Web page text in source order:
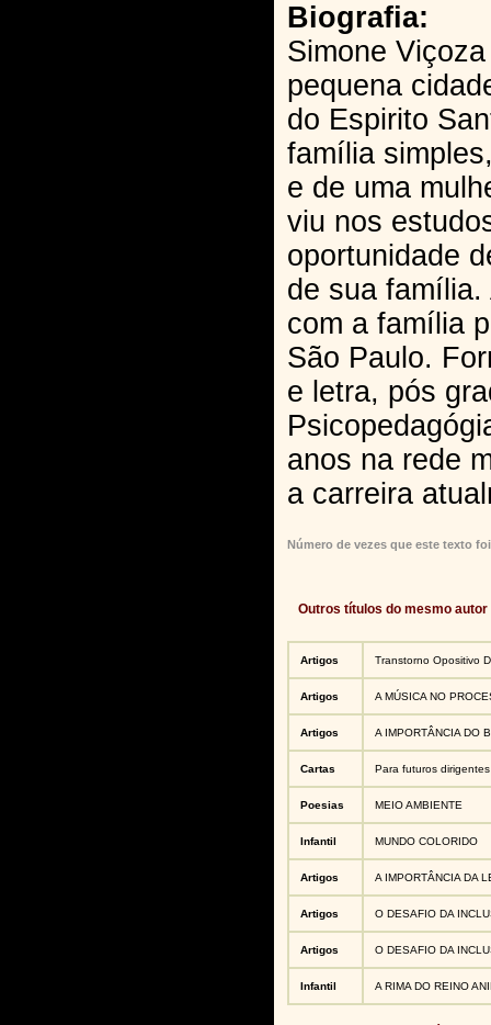
Biografia:
Simone
pequena
do Espirito
família
e de uma
viu nos
oportunidade
de sua
com a família
São Paulo.
e letra, pós
anos na rede
a carreira
Número de vezes que este texto
Outros títulos do mesmo autor
Artigos Transtorno Opositivo
Artigos A MÚSICA NO
Artigos A IMPORTÂNCIA DO
Cartas Para futuros dirigentes
Poesias MEIO AMBIENTE
Infantil MUNDO COLORIDO
Artigos A IMPORTÂNCIA DA
Artigos O DESAFIO DA
Artigos O DESAFIO DA
Infantil A RIMA DO REINO